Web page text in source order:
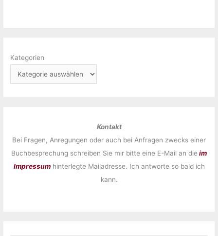
Kategorien
Kontakt
Bei Fragen, Anregungen oder auch bei Anfragen zwecks einer
Buchbesprechung schreiben Sie mir bitte eine E-Mail an die im
Impressumhinterlegte Mailadresse. Ich antworte so bald ich
kann.